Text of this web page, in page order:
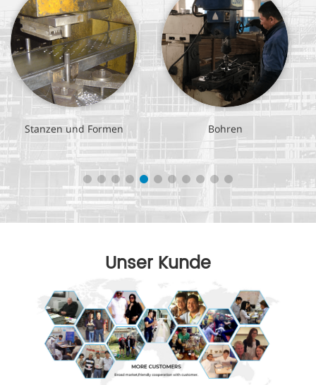
Stanzen und Formen Bohren
Unser Kunde